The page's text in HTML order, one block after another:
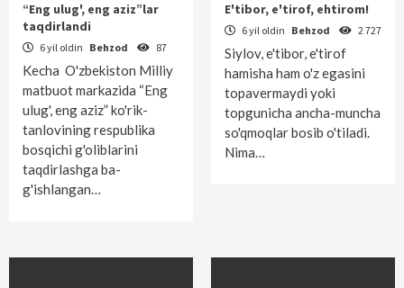
“Eng ulug', eng aziz”lar
taqdirlandi
6 yil oldin Behzod 87
Kecha O'zbekiston Milliy
matbuot markazida “Eng
ulug', eng aziz” ko'rik-
tanlovining respublika
bosqichi g'oliblarini
taqdirlashga ba­
g'ishlangan…
E'tibor, e'tirof, ehtirom!
6 yil oldin Behzod 2 727
Siylov, e'tibor, e'tirof
hamisha ham o'z egasini
topavermaydi yoki
topgunicha ancha-muncha
so'qmoqlar bosib o'tiladi.
Nima…